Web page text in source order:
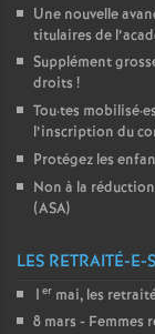
Une nouvelle
titulaires de
Supplément
droits !
Tou·tes mobilisé·
l’inscription du
Protégez les
Non à la
(ASA)
LES RETRAITÉ-E-S
1 er mai, les
8 mars - Femmes